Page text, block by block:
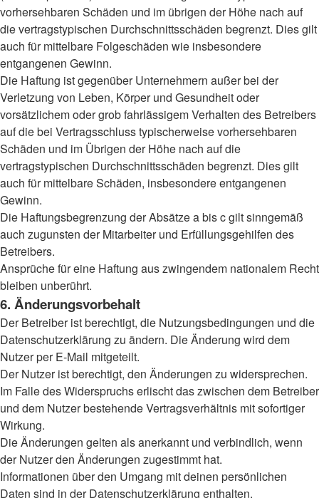
vorhersehbaren Schäden und im übrigen der Höhe nach auf
die vertragstypischen Durchschnittsschäden begrenzt. Dies gilt
auch für mittelbare Folgeschäden wie insbesondere
entgangenen Gewinn.
Die Haftung ist gegenüber Unternehmern außer bei der
Verletzung von Leben, Körper und Gesundheit oder
vorsätzlichem oder grob fahrlässigem Verhalten des Betreibers
auf die bei Vertragsschluss typischerweise vorhersehbaren
Schäden und im Übrigen der Höhe nach auf die
vertragstypischen Durchschnittsschäden begrenzt. Dies gilt
auch für mittelbare Schäden, insbesondere entgangenen
Gewinn.
Die Haftungsbegrenzung der Absätze a bis c gilt sinngemäß
auch zugunsten der Mitarbeiter und Erfüllungsgehilfen des
Betreibers.
Ansprüche für eine Haftung aus zwingendem nationalem Recht
bleiben unberührt.
6. Änderungsvorbehalt
Der Betreiber ist berechtigt, die Nutzungsbedingungen und die
Datenschutzerklärung zu ändern. Die Änderung wird dem
Nutzer per E-Mail mitgeteilt.
Der Nutzer ist berechtigt, den Änderungen zu widersprechen.
Im Falle des Widerspruchs erlischt das zwischen dem Betreiber
und dem Nutzer bestehende Vertragsverhältnis mit sofortiger
Wirkung.
Die Änderungen gelten als anerkannt und verbindlich, wenn
der Nutzer den Änderungen zugestimmt hat.
Informationen über den Umgang mit deinen persönlichen
Daten sind in der Datenschutzerklärung enthalten.